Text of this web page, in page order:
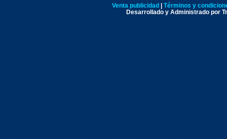
Venta publicidad | Términos y
Desarrollado y Administrado por